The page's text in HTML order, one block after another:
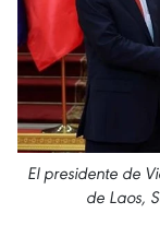
El presidente de
de Laos,